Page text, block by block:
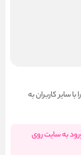
سایر کاربران به
به سایت روی